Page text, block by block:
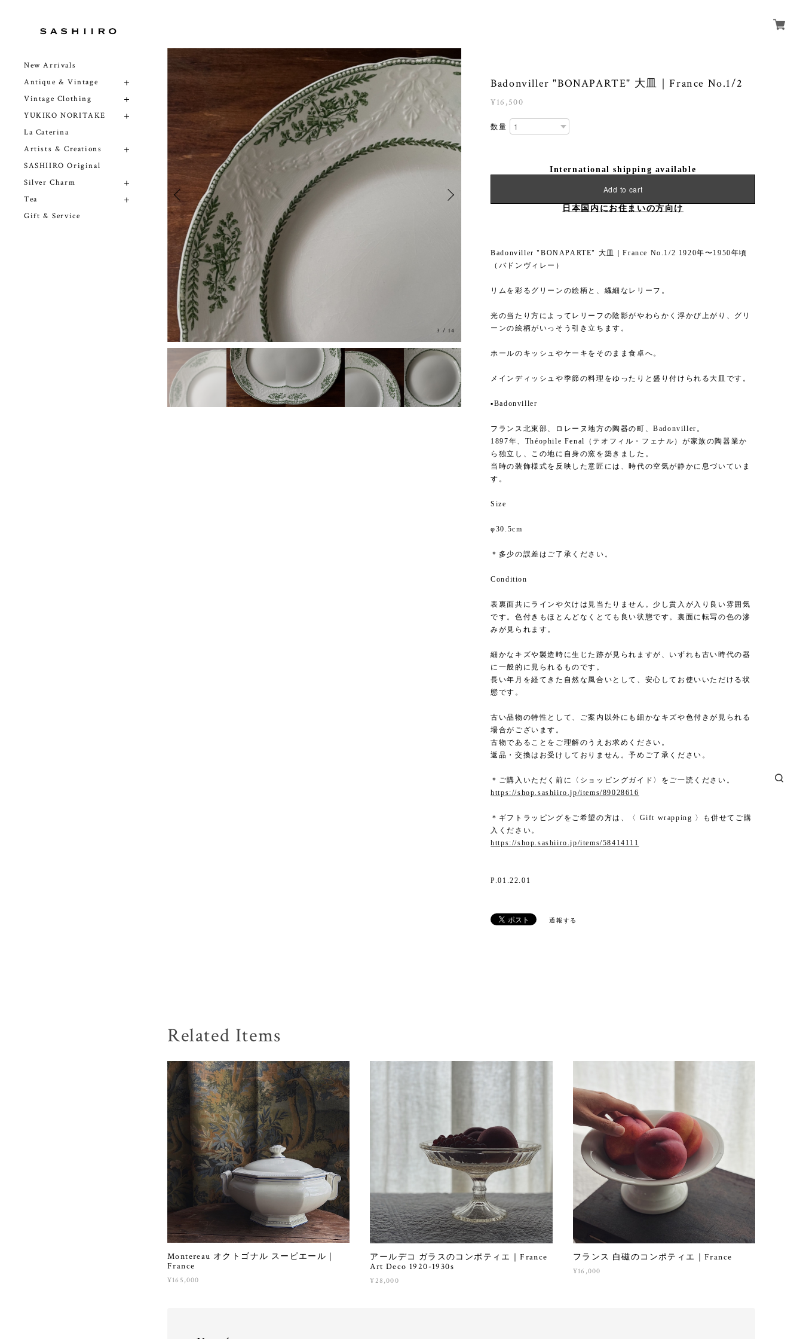
New Arrivals
Antique & Vintage
Vintage Clothing
YUKIKO NORITAKE
La Caterina
Artists & Creations
SASHIIRO Original
Silver Charm
Tea
Gift & Service
3 / 14
Badonviller "BONAPARTE" 大皿｜France No.1/2
¥16,500
数量
International shipping available
Add to cart
日本国内にお住まいの方向け
Badonviller "BONAPARTE" 大皿｜France No.1/2 1920年〜1950年頃
（バドンヴィレー）
リムを彩るグリーンの絵柄と、繊細なレリーフ。
光の当たり方によってレリーフの陰影がやわらかく浮かび上がり、グリ
ーンの絵柄がいっそう引き立ちます。
ホールのキッシュやケーキをそのまま食卓へ。
メインディッシュや季節の料理をゆったりと盛り付けられる大皿です。
▪️Badonviller
フランス北東部、ロレーヌ地方の陶器の町、Badonviller。
1897年、Théophile Fenal（テオフィル・フェナル）が家族の陶器業か
ら独立し、この地に自身の窯を築きました。
当時の装飾様式を反映した意匠には、時代の空気が静かに息づいていま
す。
Size
φ30.5cm
＊多少の誤差はご了承ください。
Condition
表裏面共にラインや欠けは見当たりません。少し貫入が入り良い雰囲気
です。色付きもほとんどなくとても良い状態です。裏面に転写の色の滲
みが見られます。
細かなキズや製造時に生じた跡が見られますが、いずれも古い時代の器
に一般的に見られるものです。
長い年月を経てきた自然な風合いとして、安心してお使いいただける状
態です。
古い品物の特性として、ご案内以外にも細かなキズや色付きが見られる
場合がございます。
古物であることをご理解のうえお求めください。
返品・交換はお受けしておりません。予めご了承ください。
＊ご購入いただく前に〈ショッピングガイド〉をご一読ください。
https://shop.sashiiro.jp/items/89028616
＊ギフトラッピングをご希望の方は、〈 Gift wrapping 〉も併せてご購
入ください。
https://shop.sashiiro.jp/items/58414111
P.01.22.01
通報する
Related Items
Montereau オクトゴナル スーピエール｜
France
¥165,000
アールデコ ガラスのコンポティエ｜France
Art Deco 1920-1930s
¥28,000
フランス 白磁のコンポティエ｜France
¥16,000